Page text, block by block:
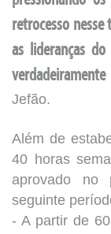
retrocesso
as lideranças
Jefão.
Além de
40 horas
aprovado no
seguinte
- A partir de